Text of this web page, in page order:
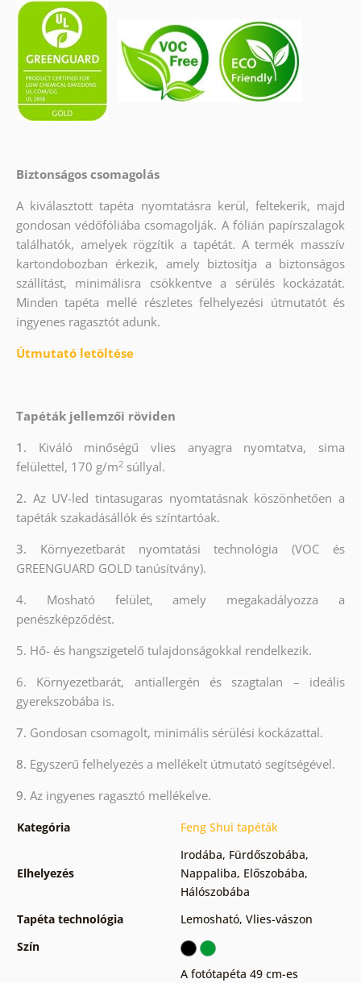
Biztonságos csomagolás
A kiválasztott tapéta nyomtatásra kerül, feltekerik, majd
gondosan védőfóliába csomagolják. A fólián papírszalagok
találhatók, amelyek rögzítik a tapétát. A termék masszív
kartondobozban érkezik, amely biztosítja a biztonságos
szállítást, minimálisra csökkentve a sérülés kockázatát.
Minden tapéta mellé részletes felhelyezési útmutatót és
ingyenes ragasztót adunk.
Útmutató letöltése
Tapéták jellemzői röviden
1. Kiváló minőségű vlies anyagra nyomtatva, sima
felülettel, 170 g/m2súllyal.
2. Az UV-led tintasugaras nyomtatásnak köszönhetően a
tapéták szakadásállók és színtartóak.
3. Környezetbarát nyomtatási technológia (VOC és
GREENGUARD GOLD tanúsítvány).
4. Mosható felület, amely megakadályozza a
penészképződést.
5. Hő- és hangszigetelő tulajdonságokkal rendelkezik.
6. Környezetbarát, antiallergén és szagtalan – ideális
gyerekszobába is.
7. Gondosan csomagolt, minimális sérülési kockázattal.
8. Egyszerű felhelyezés a mellékelt útmutató segítségével.
9. Az ingyenes ragasztó mellékelve.
Kategória Feng Shui tapéták
Elhelyezés
Irodába, Fürdőszobába,
Nappaliba, Előszobába,
Hálószobába
Tapéta technológia
Lemosható, Vlies-vászon
Szín
A fotótapéta 49 cm-es